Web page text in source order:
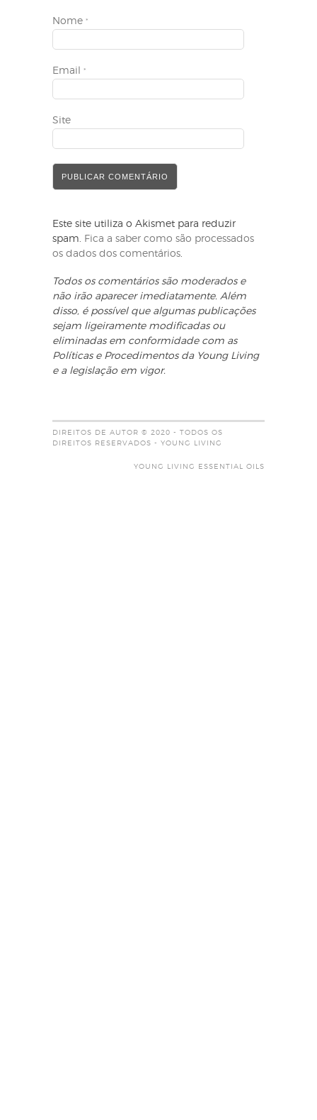
Nome *
Email *
Site
Este site utiliza o Akismet para reduzir
spam. Fica a saber como são processados
os dados dos comentários.
Todos os comentários são moderados e
não irão aparecer imediatamente. Além
disso, é possível que algumas publicações
sejam ligeiramente modificadas ou
eliminadas em conformidade com as
Políticas e Procedimentos da Young Living
e a legislação em vigor.
DIREITOS DE AUTOR © 2020 - TODOS OS
DIREITOS RESERVADOS - YOUNG LIVING
YOUNG LIVING ESSENTIAL OILS